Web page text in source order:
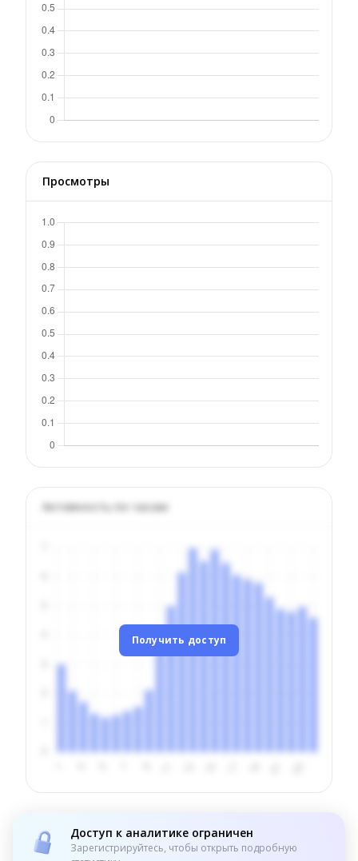
Просмотры
Активность по часам
Получить доступ
Доступ к аналитике ограничен
Зарегистрируйтесь, чтобы открыть подробную